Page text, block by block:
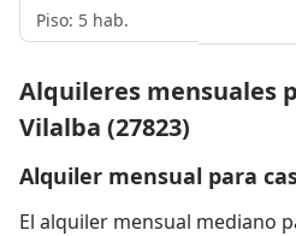
Piso: 5 hab.
Alquileres mensuales
Vilalba (27823)
Alquiler mensual para
El alquiler mensual mediano